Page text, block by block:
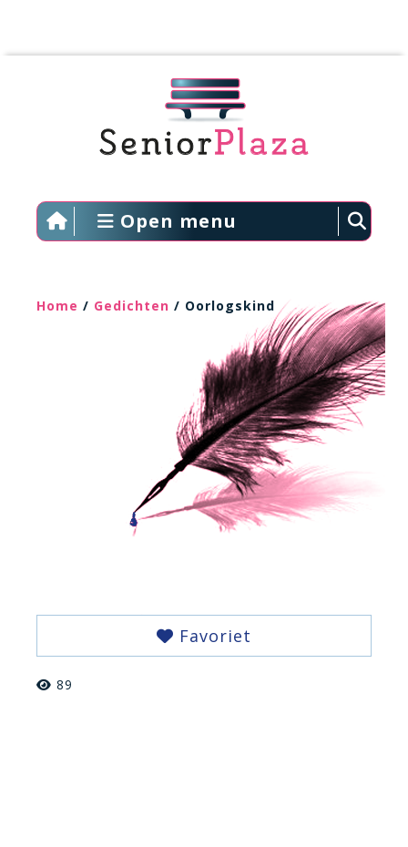
Open menu
Home / Gedichten / Oorlogskind
Favoriet
89